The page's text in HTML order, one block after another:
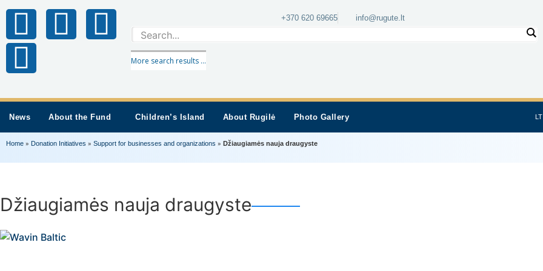
+370 620 69665 info@rugute.lt
More search results ...
News About the Fund Children’s Island About Rugilė Photo Gallery LT
Home » Donation Initiatives » Support for businesses and organizations » Džiaugiamės nauja draugyste
Džiaugiamės nauja draugyste